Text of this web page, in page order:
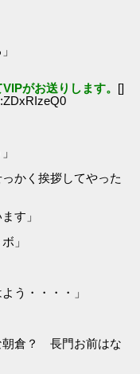
がお送りします。 []
かく挨拶してやった
す」
」
う・・・・」
朝倉？ 長門お前はな